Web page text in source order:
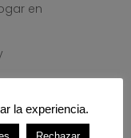
en
la experiencia.